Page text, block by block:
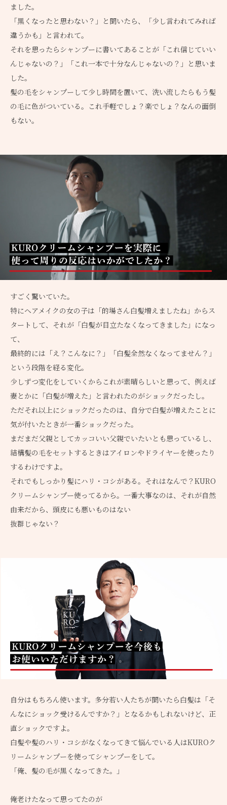
ました。
「黒くなったと思わない？」と聞いたら、「少し言われてみれば
違うかも」と言われて。
それを思ったらシャンプーに書いてあることが「これ信じていい
んじゃないの？」「これ一本で十分なんじゃないの？」と思いま
した。
髪の毛をシャンプーして少し時間を置いて、洗い流したらもう髪
の毛に色がついている。これ手軽でしょ？楽でしょ？なんの面倒
もない。
すごく驚いていた。
特にヘアメイクの女の子は「的場さん白髪増えましたね」からス
タートして、それが「白髪が目立たなくなってきました」になっ
て、
最終的には「え？こんなに？」「白髪全然なくなってません？」
という段階を経る変化。
少しずつ変化をしていくからこれが素晴らしいと思って、例えば
妻とかに「白髪が増えた」と言われたのがショックだったし。
ただそれ以上にショックだったのは、自分で白髪が増えたことに
気が付いたときが一番ショックだった。
まだまだ父親としてカッコいい父親でいたいとも思っているし、
結構髪の毛をセットするときはアイロンやドライヤーを使ったり
するわけですよ。
それでもしっかり髪にハリ・コシがある。それはなんで？KURO
クリームシャンプー使ってるから。一番大事なのは、それが自然
由来だから、頭皮にも悪いものはない
抜群じゃない？
自分はもちろん使います。多分若い人たちが聞いたら白髪は「そ
んなにショック受けるんですか？」となるかもしれないけど、正
直ショックですよ。
白髪や髪のハリ・コシがなくなってきて悩んでいる人はKUROク
リームシャンプーを使ってシャンプーをして。
「俺、髪の毛が黒くなってきた。」
俺老けたなって思ってたのが